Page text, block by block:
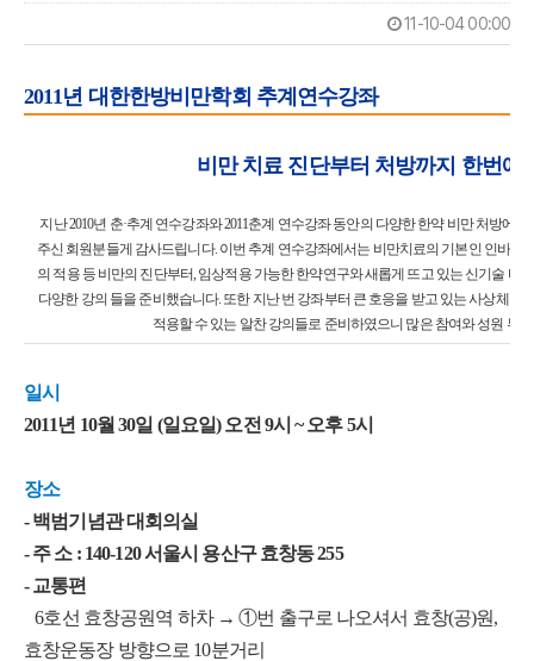
11-10-04 00:00
2011년 대한한방비만학회 추계연수강좌
비만 치료 진단부터 처방까지 한번에
지난 2010년 춘·추계 연수강좌와 2011춘계 연수강좌 동안의 다양한 한약 비만 처방에
주신 회원분들게 감사드립니다. 이번 추계 연수강좌에서는 비만치료의 기본인 인바디
의 적용 등 비만의 진단부터, 임상적용 가능한 한약연구와 새롭게 뜨고 있는 신기술 비
다양한 강의 들을 준비했습니다. 또한 지난 번 강좌부터 큰 호응을 받고 있는 사상체질
적용할 수 있는 알찬 강의들로 준비하였으니 많은 참여와 성원 부
일시
2011년 10월 30일 (일요일) 오전 9시 ~ 오후 5시
장소
- 백범기념관 대회의실
- 주 소 : 140-120 서울시 용산구 효창동 255
- 교통편
6호선 효창공원역 하차 → ①번 출구로 나오셔서 효창(공)원,
효창운동장 방향으로 10분거리